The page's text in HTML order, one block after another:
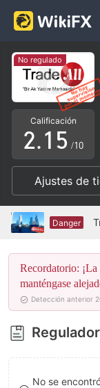
No regulado
Calificación
0
1
2
3
4
5
6
7
8
9
.
0
1
2
3
4
5
6
7
8
9
1
2
3
4
5
6
7
8
9
/10
Ajustes de
Danger
Recordatorio:
manténgase
Detección anterior
No se